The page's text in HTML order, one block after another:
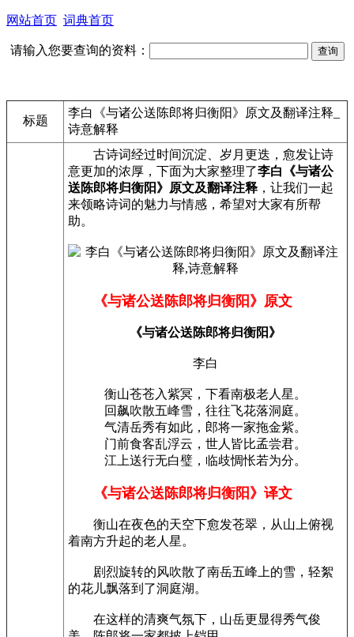
网站首页 词典首页
请输入您要查询的资料：
标题
李白《与诸公送陈郎将归衡阳》原文及翻译注释_
诗意解释
古诗词经过时间沉淀、岁月更迭，愈发让诗
意更加的浓厚，下面为大家整理了李白《与诸公
送陈郎将归衡阳》原文及翻译注释 ，让我们一起
来领略诗词的魅力与情感，希望对大家有所帮
助。
《与诸公送陈郎将归衡阳》原文
《与诸公送陈郎将归衡阳》
李白
衡山苍苍入紫冥，下看南极老人星。
回飙吹散五峰雪，往往飞花落洞庭。
气清岳秀有如此，郎将一家拖金紫。
门前食客乱浮云，世人皆比孟尝君。
江上送行无白璧，临歧惆怅若为分。
《与诸公送陈郎将归衡阳》译文
衡山在夜色的天空下愈发苍翠，从山上俯视
着南方升起的老人星。
剧烈旋转的风吹散了南岳五峰上的雪，轻絮
的花儿飘落到了洞庭湖。
在这样的清爽气氛下，山岳更显得秀气俊